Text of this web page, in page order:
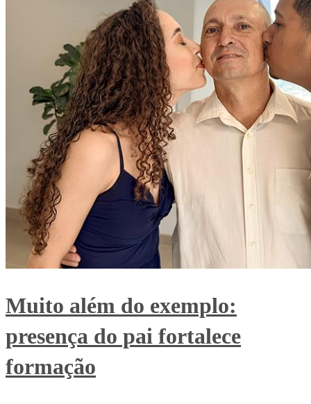
Muito além do exemplo:
presença do pai fortalece
formação